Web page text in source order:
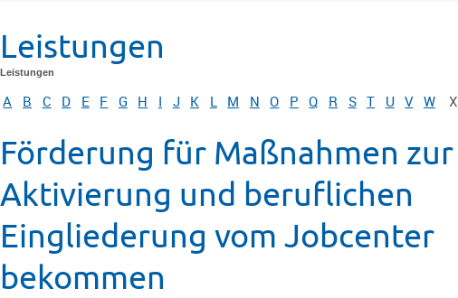
Leistungen
Leistungen
A B C D E F G H I J K L M N O P Q R S T U V W X
Förderung für Maßnahmen zur
Aktivierung und beruflichen
Eingliederung vom Jobcenter
bekommen